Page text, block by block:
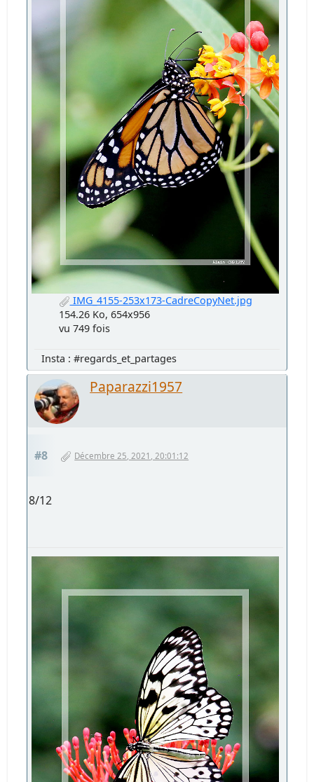
IMG_4155-253x173-CadreCopyNet.jpg
154.26 Ko, 654x956
vu 749 fois
Insta : #regards_et_partages
Paparazzi1957
#8 Décembre 25, 2021, 20:01:12
8/12